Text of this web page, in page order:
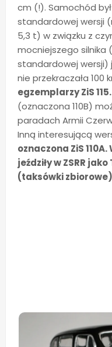
cm (!). Samochód
standardowej wersji
5,3 t) w związku z
mocniejszego silnika
standardowej wersji)
nie przekraczała 100
egzemplarzy ZiS 115.
(oznaczona 110B)
paradach Armii
Inną interesującą
oznaczona ZiS
jeździły w ZSRR
(taksówki